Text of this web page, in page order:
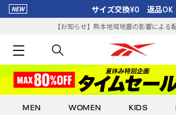
サイズ交換¥0 返品OK
【お知らせ】熊本地域地震の影響による
MEN WOMEN KIDS